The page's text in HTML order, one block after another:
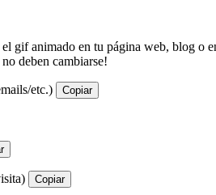
el gif animado en tu página web, blog o
no deben cambiarse!
etc.) Copiar
Copiar